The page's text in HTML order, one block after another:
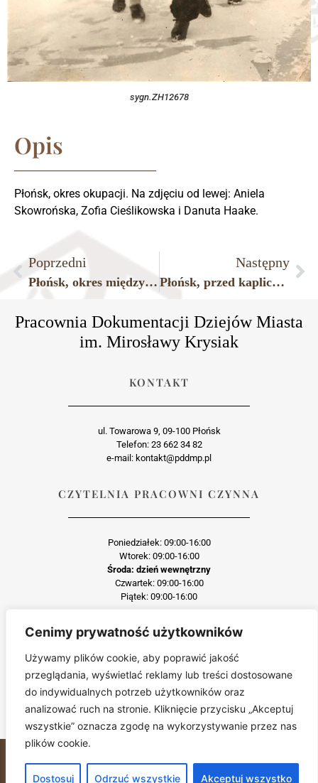
Cenimy prywatność użytkowników
Używamy plików cookie, aby poprawić jakość
przeglądania, wyświetlać reklamy lub treści dostosowane
do indywidualnych potrzeb użytkowników oraz
analizować ruch na stronie. Kliknięcie przycisku „Akceptuj
wszystkie” oznacza zgodę na wykorzystywanie przez nas
plików cookie.
Dostosuj Odrzuć wszystkie Akceptuj wszystko
sygn.ZH12678
Opis
Płońsk, okres okupacji. Na zdjęciu od lewej: Aniela
Skowrońska, Zofia Cieślikowska i Danuta Haake.
Poprzedni
Płońsk, okres międzywojenny.
Następny
Płońsk, przed kaplicą na płońskim cmentarzu parafialnym, lata okupacji.
Pracownia Dokumentacji Dziejów Miasta
im. Mirosławy Krysiak
KONTAKT
ul. Towarowa 9, 09-100 Płońsk
Telefon: 23 662 34 82
e-mail: kontakt@pddmp.pl
CZYTELNIA PRACOWNI CZYNNA
Poniedziałek: 09:00-16:00
Wtorek: 09:00-16:00
Środa: dzień wewnętrzny
Czwartek: 09:00-16:00
Piątek: 09:00-16:00
Każda reprodukcja lub adaptacja całości bądź części materiału, niezależnie od
Jakiekolwiek kopiowanie, reprodukcja lub publikacja prezentowanego materiału
pochodzącego ze strony pddmp.pl w jakiejkolwiek formie i postaci jest zabroniona
Wszelkie zgłoszenia dotyczące naruszenia praw autorskich będą wnikliwie
sprawdzane.
zastrzeżone